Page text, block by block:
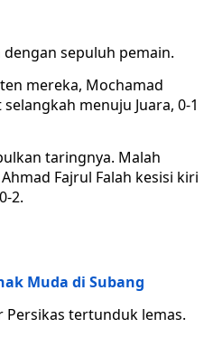
sepuluh pemain.
mereka, Mochamad
menuju Juara, 0-1
taringnya. Malah
Fajrul Falah kesisi kiri
2.
Muda di Subang
tertunduk lemas.